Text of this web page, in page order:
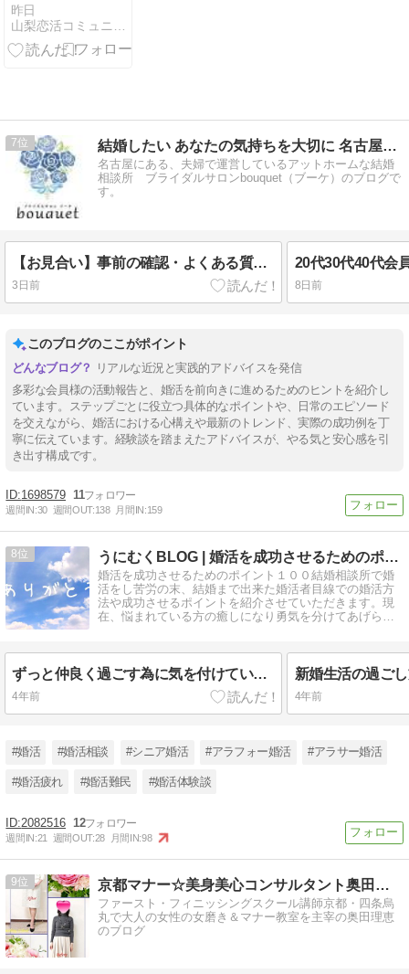
へ行ってきま
した☕
昨日
山梨恋活コミュニティ〜wincere〜公式ブログ
7 結婚したい あなたの気持ちを大切に 名古屋の結婚相談所ブーケ
名古屋にある、夫婦で運営しているアットホームな結婚
相談所 ブライダルサロンbouquet（ブーケ）のブログで
す。
【お見合い】事前の確認・よくある質問・大切な心構えについて
3日前
20代30代40代会
8日前
このブログのここがポイント
リアルな近況と実践的アドバイスを発信
多彩な会員様の活動報告と、婚活を前向きに進めるためのヒントを紹介し
ています。ステップごとに役立つ具体的なポイントや、日常のエピソード
を交えながら、婚活における心構えや最新のトレンド、実際の成功例を丁
寧に伝えています。経験談を踏まえたアドバイスが、やる気と安心感を引
き出す構成です。
1698579 11
週間IN:30 週間OUT:138 月間IN:159
8 うにむくBLOG | 婚活を成功させるためのポイント１００
婚活を成功させるためのポイント１００結婚相談所で婚
活をし苦労の末、結婚まで出来た婚活者目線での婚活方
法や成功させるポイントを紹介させていただきます。現
在、悩まれている方の癒しになり勇気を分けてあげられ
ずっと仲良く過ごす為に気を付けていること
4年前
新婚生活の過ご
4年前
#婚活 #婚活相談 #シニア婚活 #アラフォー婚活 #アラサー婚活
#婚活疲れ #婚活難民 #婚活体験談
2082516 12
週間IN:21 週間OUT:28 月間IN:98
9 京都マナー☆美身美心コンサルタント奥田理恵のブログです！
ファースト・フィニッシングスクール講師京都・四条烏
丸で大人の女性の女磨き＆マナー教室を主宰の奥田理恵
のブログ